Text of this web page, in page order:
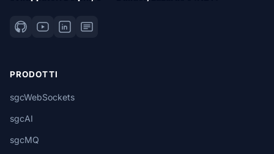
PRODOTTI
sgcWebSockets
sgcAI
sgcMQ